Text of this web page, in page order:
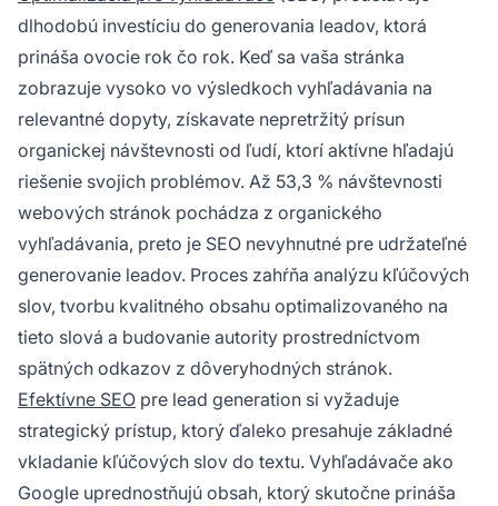
dlhodobú investíciu do generovania leadov, ktorá
prináša ovocie rok čo rok. Keď sa vaša stránka
zobrazuje vysoko vo výsledkoch vyhľadávania na
relevantné dopyty, získavate nepretržitý prísun
organickej návštevnosti od ľudí, ktorí aktívne hľadajú
riešenie svojich problémov. Až 53,3 % návštevnosti
webových stránok pochádza z organického
vyhľadávania, preto je SEO nevyhnutné pre udržateľné
generovanie leadov. Proces zahŕňa analýzu kľúčových
slov, tvorbu kvalitného obsahu optimalizovaného na
tieto slová a budovanie autority prostredníctvom
spätných odkazov z dôveryhodných stránok.
Efektívne SEO pre lead generation si vyžaduje
strategický prístup, ktorý ďaleko presahuje základné
vkladanie kľúčových slov do textu. Vyhľadávače ako
Google uprednostňujú obsah, ktorý skutočne prináša